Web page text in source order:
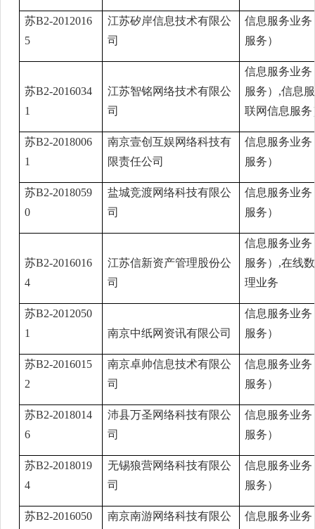
苏B2-2012016
5
江苏矽岸信息技术有限公
司
信息服务业
服务）
苏B2-2016034
1
江苏智铭网络技术有限公
司
信息服务业
服务）,信息
联网信息服务
苏B2-2018006
1
南京壹创互娱网络科技有
限责任公司
信息服务业
服务）
苏B2-2018059
0
盐城竞渡网络科技有限公
司
信息服务业
服务）
苏B2-2016016
4
江苏信新资产管理股份公
司
信息服务业
服务）,在线
理业务
苏B2-2012050
1
南京中纸网资讯有限公司
信息服务业
服务）
苏B2-2016015
2
南京卓帅信息技术有限公
司
信息服务业
服务）
苏B2-2018014
6
沛县万圣网络科技有限公
司
信息服务业
服务）
苏B2-2018019
4
无锡狼营网络科技有限公
司
信息服务业
服务）
苏B2-2016050
南京南游网络科技有限公
信息服务业